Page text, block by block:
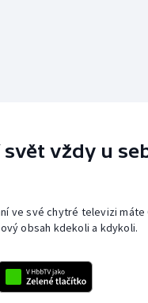
vždy u
ve své chytré televizi
obsah kdekoli a kdykoli.